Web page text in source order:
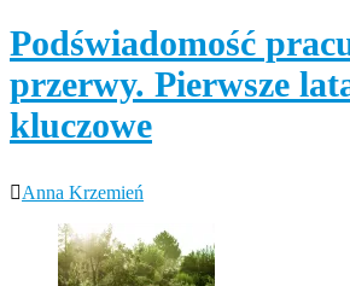
Podświadomość
przerwy. Pierwsze
kluczowe
Anna Krzemień